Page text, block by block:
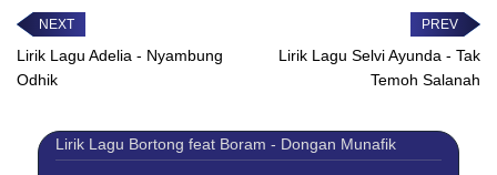
Lirik Lagu Adelia - Nyambung
Odhik
Lirik Lagu Selvi Ayunda - Tak
Temoh Salanah
Lirik Lagu Bortong feat Boram - Dongan Munafik